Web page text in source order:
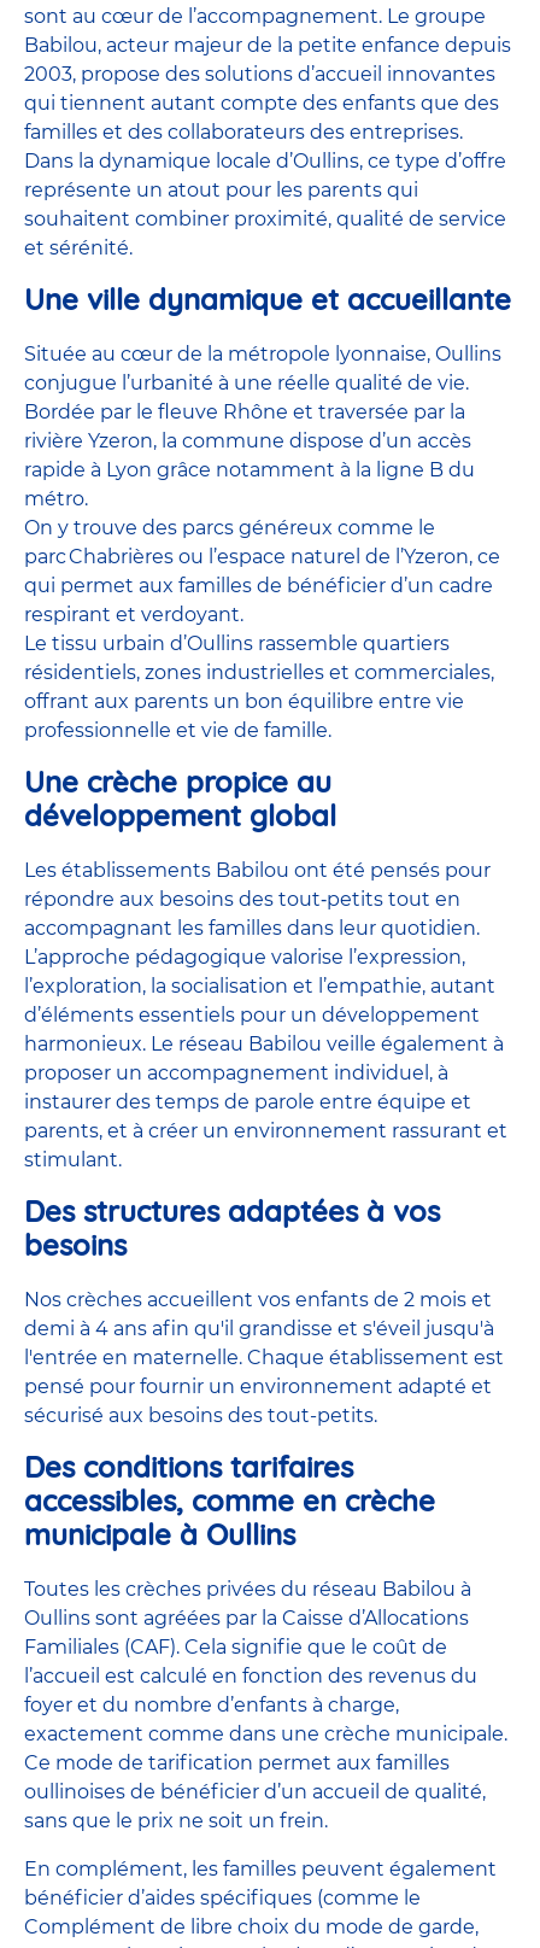
sont au cœur de l’accompagnement. Le groupe
Babilou, acteur majeur de la petite enfance depuis
2003, propose des solutions d’accueil innovantes
qui tiennent autant compte des enfants que des
familles et des collaborateurs des entreprises.
Dans la dynamique locale d’Oullins, ce type d’offre
représente un atout pour les parents qui
souhaitent combiner proximité, qualité de service
et sérénité.
Une ville dynamique et accueillante
Située au cœur de la métropole lyonnaise, Oullins
conjugue l’urbanité à une réelle qualité de vie.
Bordée par le fleuve Rhône et traversée par la
rivière Yzeron, la commune dispose d’un accès
rapide à Lyon grâce notamment à la ligne B du
métro.
On y trouve des parcs généreux comme le
parc Chabrières ou l’espace naturel de l’Yzeron, ce
qui permet aux familles de bénéficier d’un cadre
respirant et verdoyant.
Le tissu urbain d’Oullins rassemble quartiers
résidentiels, zones industrielles et commerciales,
offrant aux parents un bon équilibre entre vie
professionnelle et vie de famille.
Une crèche propice au
développement global
Les établissements Babilou ont été pensés pour
répondre aux besoins des tout‑petits tout en
accompagnant les familles dans leur quotidien.
L’approche pédagogique valorise l’expression,
l’exploration, la socialisation et l’empathie, autant
d’éléments essentiels pour un développement
harmonieux. Le réseau Babilou veille également à
proposer un accompagnement individuel, à
instaurer des temps de parole entre équipe et
parents, et à créer un environnement rassurant et
stimulant.
Des structures adaptées à vos
besoins
Nos crèches accueillent vos enfants de 2 mois et
demi à 4 ans afin qu'il grandisse et s'éveil jusqu'à
l'entrée en maternelle. Chaque établissement est
pensé pour fournir un environnement adapté et
sécurisé aux besoins des tout-petits.
Des conditions tarifaires
accessibles, comme en crèche
municipale à Oullins
Toutes les crèches privées du réseau Babilou à
Oullins sont agréées par la Caisse d’Allocations
Familiales (CAF). Cela signifie que le coût de
l’accueil est calculé en fonction des revenus du
foyer et du nombre d’enfants à charge,
exactement comme dans une crèche municipale.
Ce mode de tarification permet aux familles
oullinoises de bénéficier d’un accueil de qualité,
sans que le prix ne soit un frein.
En complément, les familles peuvent également
bénéficier d’aides spécifiques (comme le
Complément de libre choix du mode de garde,